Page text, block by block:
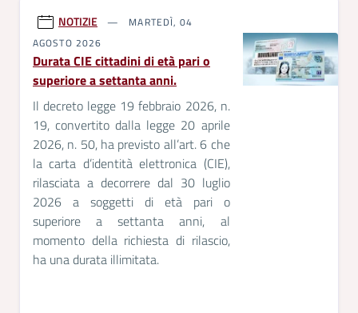
NOTIZIE
MARTEDÌ, 04
AGOSTO 2026
Durata CIE cittadini di età pari o
superiore a settanta anni.
Il decreto legge 19 febbraio 2026, n.
19, convertito dalla legge 20 aprile
2026, n. 50, ha previsto all’art. 6 che
la carta d’identità elettronica (CIE),
rilasciata a decorrere dal 30 luglio
2026 a soggetti di età pari o
superiore a settanta anni, al
momento della richiesta di rilascio,
ha una durata illimitata.